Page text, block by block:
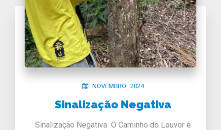
NOVEMBRO 2024
Sinalização Negativa
Sinalização Negativa O Caminho do Louvor é